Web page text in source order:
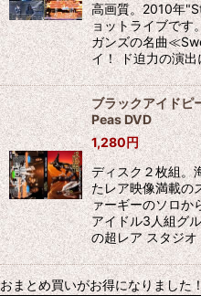
高画質。2010年
ョットライブです
ガンズの名曲
イ！ ド迫力の演
ブラックアイドピ
Peas DVD
1,280円
ディスク２枚組。
たレア映像満載の
ァーギーのソロか
アイドル3人組グ
の超レア スタジ
おまとめ買いがお得になりました